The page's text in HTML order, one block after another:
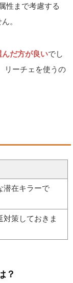
性まで考慮する
。
だ方が良いでし
リーチェを使うの
潜在キラーで
対策しておきま
？